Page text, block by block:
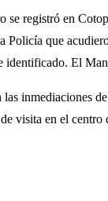
registró en
que
El
inmediaciones
visita en el